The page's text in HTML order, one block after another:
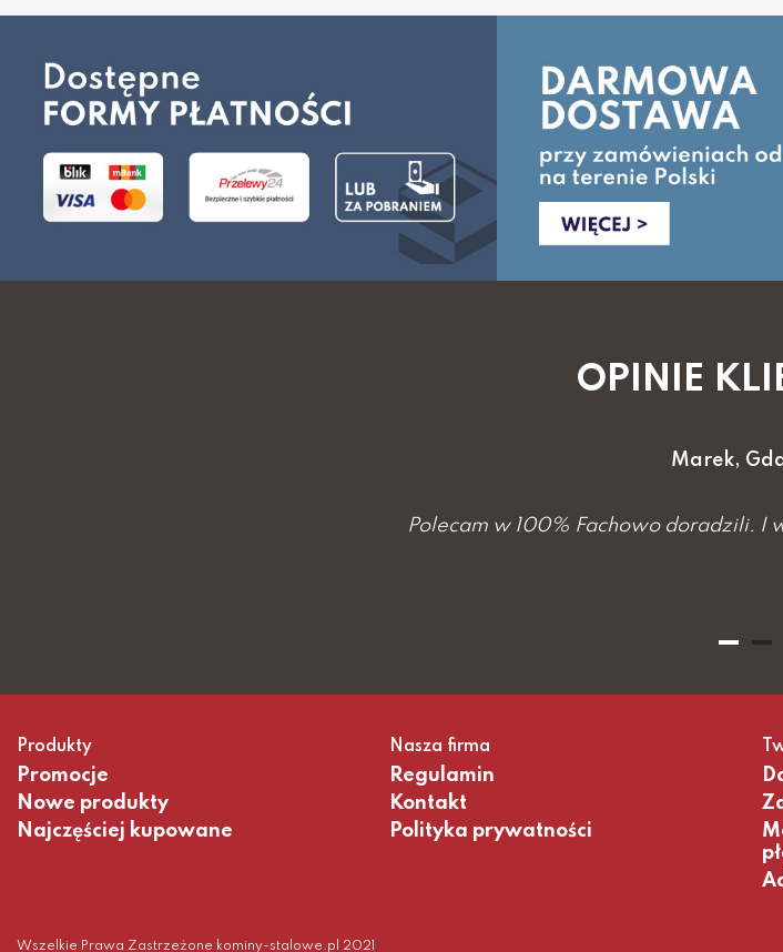
OPINIE
Marek,
Polecam w 100% Fachowo doradzili.
Produkty
Promocje
Nowe produkty
Najczęściej kupowane
Nasza firma
Regulamin
Kontakt
Polityka prywatności
Wszelkie Prawa Zastrzeżone kominy-stalowe.pl 2021